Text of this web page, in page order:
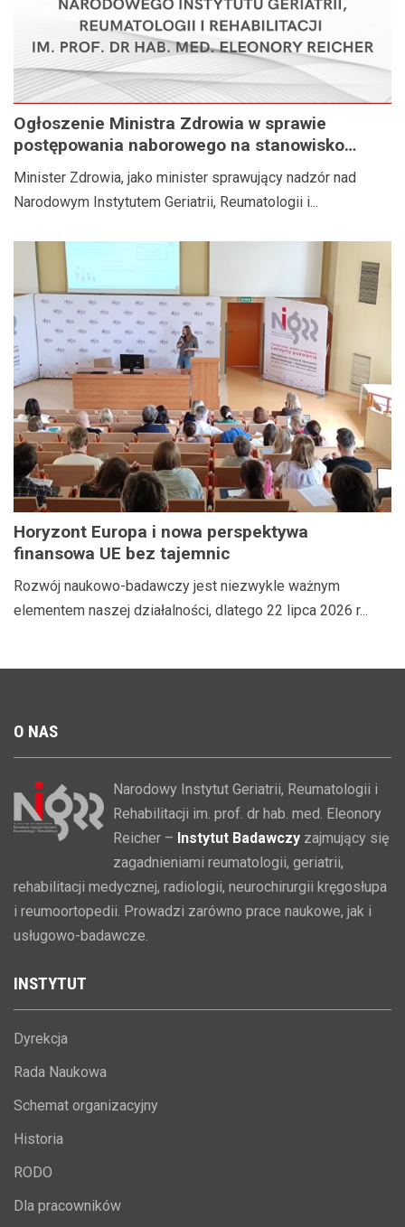
Ogłoszenie Ministra Zdrowia w sprawie
postępowania naborowego na stanowisko
Dyrektora Narodowego Instytutu Geriatrii,
Reumatologii i Rehabilitacji im. prof. dr hab.
med. Eleonory Reicher
Minister Zdrowia, jako minister sprawujący nadzór nad
Narodowym Instytutem Geriatrii, Reumatologii i...
Horyzont Europa i nowa perspektywa
finansowa UE bez tajemnic
Rozwój naukowo-badawczy jest niezwykle ważnym
elementem naszej działalności, dlatego 22 lipca 2026 r...
O NAS
Narodowy Instytut Geriatrii, Reumatologii i
Rehabilitacji im. prof. dr hab. med. Eleonory
Reicher – Instytut Badawczy zajmujący się
zagadnieniami reumatologii, geriatrii,
rehabilitacji medycznej, radiologii, neurochirurgii kręgosłupa
i reumoortopedii. Prowadzi zarówno prace naukowe, jak i
usługowo-badawcze.
INSTYTUT
Dyrekcja
Rada Naukowa
Schemat organizacyjny
Historia
RODO
Dla pracowników